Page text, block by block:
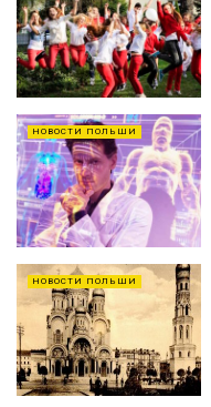
НОВОСТИ ПОЛЬШИ
НОВОСТИ ПОЛЬШИ